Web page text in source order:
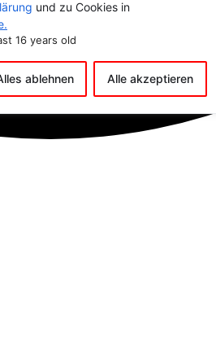
und zu Cookies in
16 years old
ablehnen Alle akzeptieren